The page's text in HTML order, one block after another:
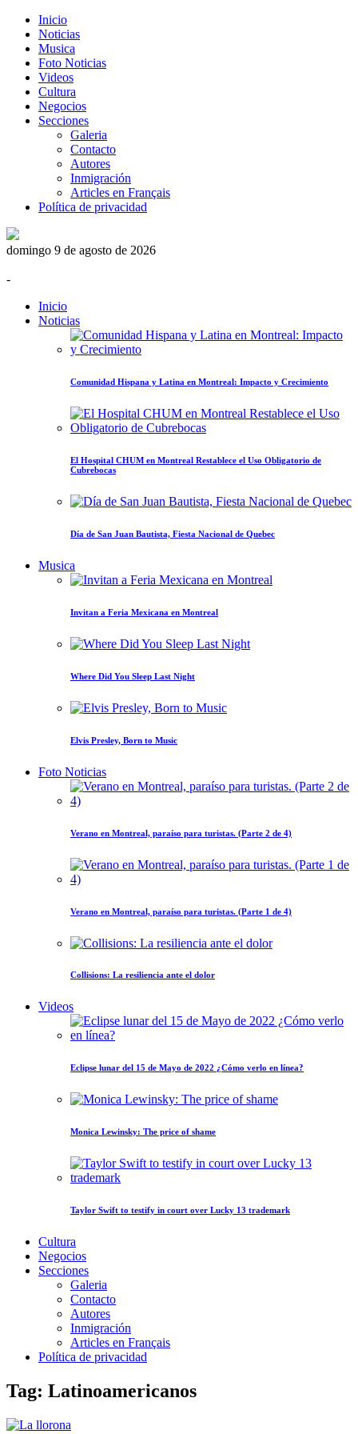
Inicio
Noticias
Musica
Foto Noticias
Videos
Cultura
Negocios
Secciones
Galeria
Contacto
Autores
Inmigración
Articles en Français
Política de privacidad
domingo 9 de agosto de 2026
-
Inicio
Noticias
Comunidad Hispana y Latina en Montreal: Impacto y Crecimiento
El Hospital CHUM en Montreal Restablece el Uso Obligatorio de
Cubrebocas
Día de San Juan Bautista, Fiesta Nacional de Quebec
Musica
Invitan a Feria Mexicana en Montreal
Where Did You Sleep Last Night
Elvis Presley, Born to Music
Foto Noticias
Verano en Montreal, paraíso para turistas. (Parte 2 de 4)
Verano en Montreal, paraíso para turistas. (Parte 1 de 4)
Collisions: La resiliencia ante el dolor
Videos
Eclipse lunar del 15 de Mayo de 2022 ¿Cómo verlo en línea?
Monica Lewinsky: The price of shame
Taylor Swift to testify in court over Lucky 13 trademark
Cultura
Negocios
Secciones
Galeria
Contacto
Autores
Inmigración
Articles en Français
Política de privacidad
Tag: Latinoamericanos